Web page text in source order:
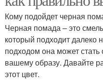
Кому подойдет черная
Черная помада – это
который подходит
подходом она может
вашему образу. Давайте
этот цвет.